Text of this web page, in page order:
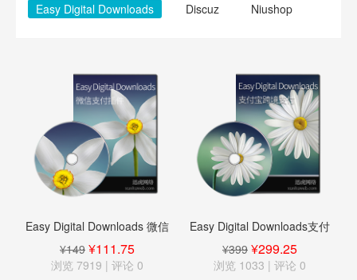
Easy Digital Downloads
Discuz Niushop
Easy Digital Downloads 微信
支付插件
¥149 ¥111.75
浏览 7919 | 评论 0
Easy Digital Downloads支付
宝alipay跨境支付插件
¥399 ¥299.25
浏览 1033 | 评论 0